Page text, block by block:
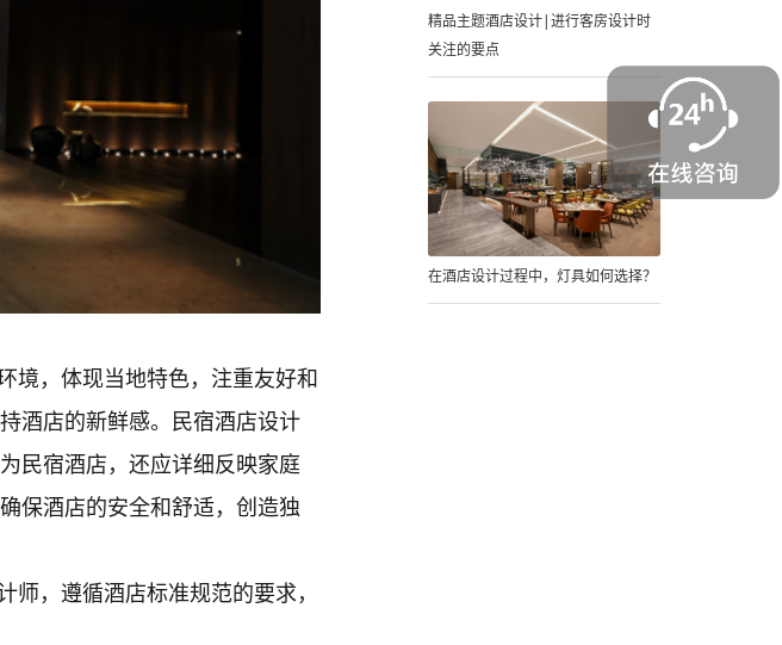
境，体现当地特色，注重友好和
酒店的新鲜感。民宿酒店设计
民宿酒店，还应详细反映家庭
保酒店的安全和舒适，创造独
，遵循酒店标准规范的要求，
精品主题酒店设计|进行客房设计时
关注的要点
在酒店设计过程中，灯具如何选择？